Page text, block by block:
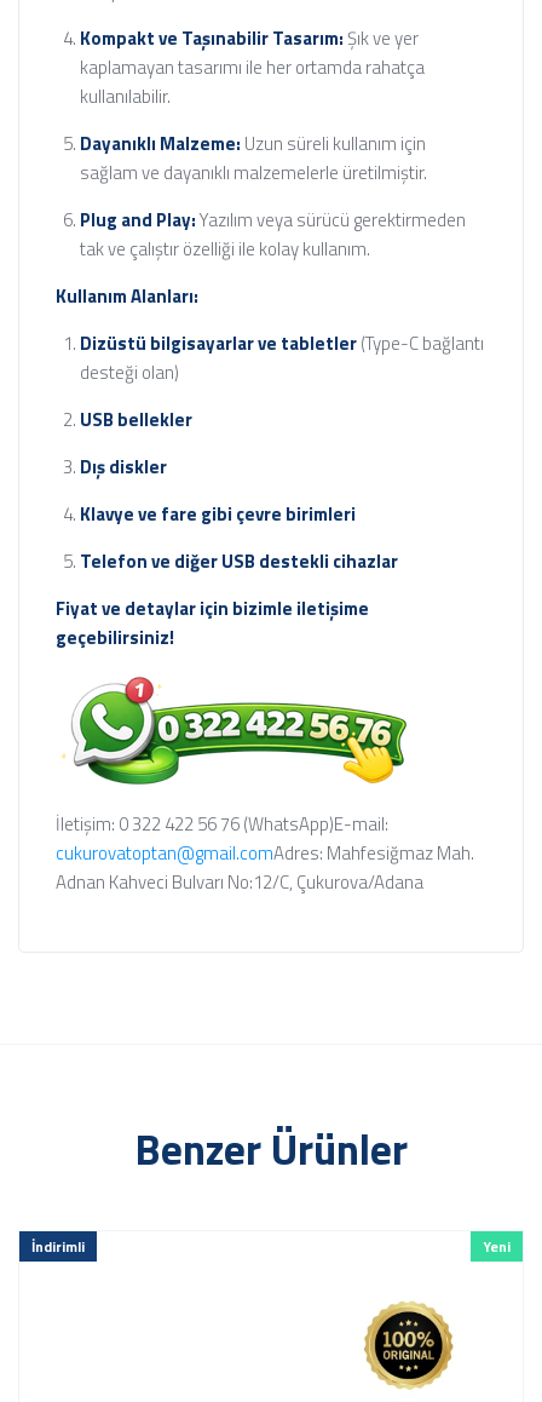
Kompakt ve Taşınabilir Tasarım:Şık ve yer
kaplamayan tasarımı ile her ortamda rahatça
kullanılabilir.
Dayanıklı Malzeme: Uzun süreli kullanım için
sağlam ve dayanıklı malzemelerle üretilmiştir.
Plug and Play:Yazılım veya sürücü gerektirmeden
tak ve çalıştır özelliği ile kolay kullanım.
Kullanım Alanları:
Dizüstü bilgisayarlar ve tabletler(Type-C bağlantı
desteği olan)
USB bellekler
Dış diskler
Klavye ve fare gibi çevre birimleri
Telefon ve diğer USB destekli cihazlar
Fiyat ve detaylar için bizimle iletişime
geçebilirsiniz!
İletişim: 0 322 422 56 76 (WhatsApp)E-mail:
cukurovatoptan@gmail.comAdres: Mahfesiğmaz Mah.
Adnan Kahveci Bulvarı No:12/C, Çukurova/Adana
Benzer Ürünler